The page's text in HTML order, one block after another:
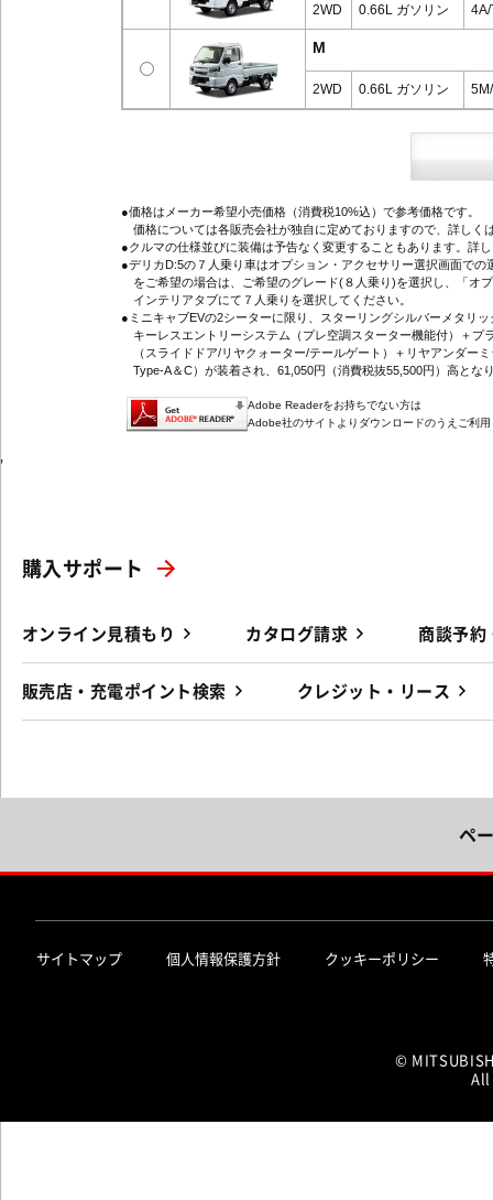
2WD 0.66L ガソリン 4A/
M
2WD 0.66L ガソリン
●価格はメーカー希望小売価格（消費税10%込）で参考価格です。
価格については各販売会社が独自に定めておりますので、詳しく
●クルマの仕様並びに装備は予告なく変更することもあります。詳
●デリカD:5の７人乗り車はオプション・アクセサリー選択画面での
をご希望の場合は、ご希望のグレード(８人乗り)を選択し、「オ
インテリアタブにて７人乗りを選択してください。
●ミニキャブEVの2シーターに限り、スターリングシルバーメタリ
キーレスエントリーシステム（プレ空調スターター機能付）＋プ
（スライドドア/リヤクォーター/テールゲート）＋リヤアンダー
Type-A＆C）が装着され、61,050円（消費税抜55,500円）高とな
Adobe Readerをお持ちでない方は
Adobe社のサイトよりダウンロードのうえご利
'
購入サポート
オンライン見積もり カタログ請求 商談予約
販売店・充電ポイント検索 クレジット・リース
ペ
サイトマップ 個人情報保護方針 クッキーポリシー
©
All